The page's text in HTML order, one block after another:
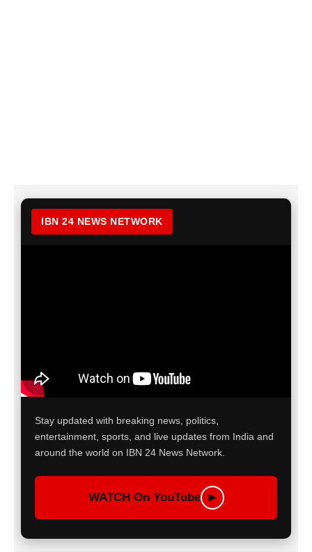
IBN 24 NEWS NETWORK
Stay updated with breaking news, politics,
entertainment, sports, and live updates from India and
around the world on IBN 24 News Network.
WATCH On YouTube ▶